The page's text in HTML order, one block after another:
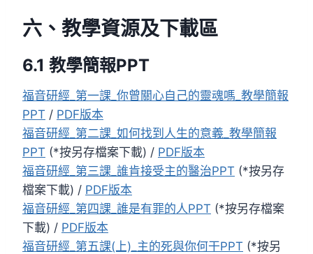
六、 教學資源及下載區
6.1 教學簡報PPT
福音研經_第一課_你曾關心自己的靈魂嗎_教學簡報
PPT / PDF版本
福音研經_第二課_如何找到人生的意義_教學簡報
PPT (*按另存檔案下載) / PDF版本
福音研經_第三課_誰肯接受主的醫治PPT (*按另存
檔案下載) / PDF版本
福音研經_第四課_誰是有罪的人PPT (*按另存檔案
下載) / PDF版本
福音研經_第五課(上)_主的死與你何干PPT (*按另